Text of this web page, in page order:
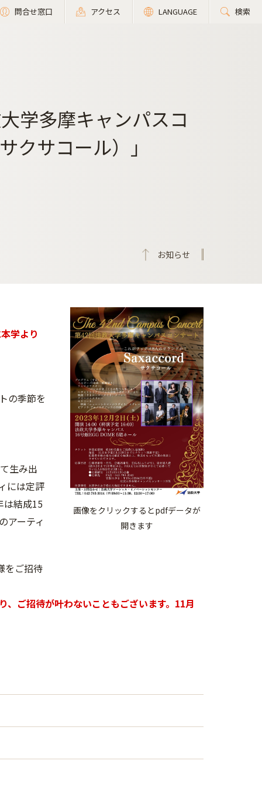
問合せ窓口 アクセス LANGUAGE 検索
学多摩キャンパスコ
サコール）」
お知らせ
画像をクリックするとpdfデータが
開きます
学より
の季節を
生み出
には定評
は結成15
アーティ
をご招待
ご招待が叶わないこともございます。11月